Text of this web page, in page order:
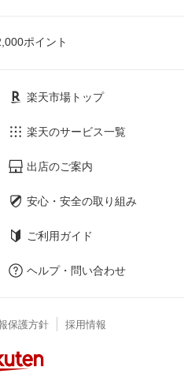
ポイント
楽天市場トップ
楽天のサービス一覧
出店のご案内
安心・安全の取り組み
ご利用ガイド
ヘルプ・問い合わせ
保護方針 採用情報